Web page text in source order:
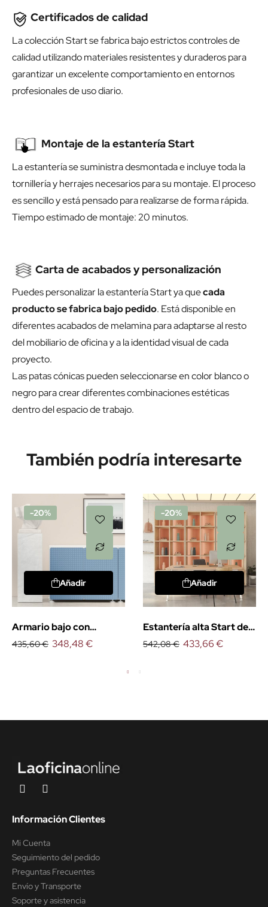
Certificados de calidad
La colección Start se fabrica bajo estrictos controles de
calidad utilizando materiales resistentes y duraderos para
garantizar un excelente comportamiento en entornos
profesionales de uso diario.
Montaje de la estantería Start
La estantería se suministra desmontada e incluye toda la
tornillería y herrajes necesarios para su montaje. El proceso
es sencillo y está pensado para realizarse de forma rápida.
Tiempo estimado de montaje: 20 minutos.
Carta de acabados y personalización
Puedes personalizar la estantería Start ya quecada
producto se fabrica bajo pedido. Está disponible en
diferentes acabados de melamina para adaptarse al resto
del mobiliario de oficina y a la identidad visual de cada
proyecto.
Las patas cónicas pueden seleccionarse en color blanco o
negro para crear diferentes combinaciones estéticas
dentro del espacio de trabajo.
También podría interesarte
-20%
Añadir
Armario bajo con
puertas Start
435,60 € 348,48 €
-20%
Añadir
Estantería alta Start de
Emobok
542,08 € 433,66 €
Información Clientes
Mi Cuenta
Seguimiento del pedido
Preguntas Frecuentes
Envío y Transporte
Soporte y asistencia